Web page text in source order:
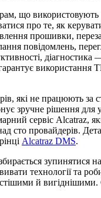
що
про те, як
прошивки,
повідомлень,
використання
які не працюють за
зручне рішення для
сервіс Alcatraz,
сто провайдерів.
Alcatraz DMS.
зупинятися
технології та
й